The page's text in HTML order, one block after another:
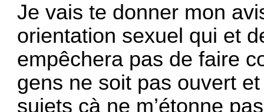
Je vais te donner mon
orientation sexuel qui et
empêchera pas de faire
gens ne soit pas ouvert
sujets çà ne m’étonne